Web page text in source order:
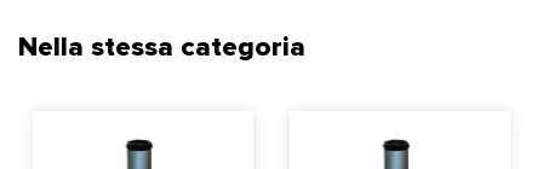
Nella stessa categoria